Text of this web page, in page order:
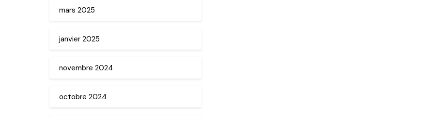
mars 2025
janvier 2025
novembre 2024
octobre 2024